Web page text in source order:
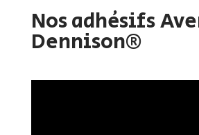
Nos adhésifs
Dennison®